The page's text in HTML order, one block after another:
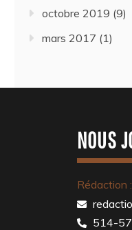
octobre 2019 (9)
mars 2017 (1)
NOUS
Rédaction :
514-